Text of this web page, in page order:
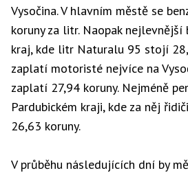
Vysočina. V hlavním městě se
koruny za litr. Naopak nejlevnější
kraj, kde litr Naturalu 95 stojí
zaplatí motoristé nejvíce na
zaplatí 27,94 koruny. Nejméně
Pardubickém kraji, kde za něj
26,63 koruny.
V průběhu následujících dní by